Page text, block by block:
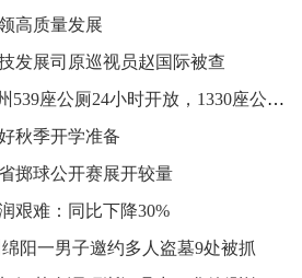
高质量发展
发展司原巡视员赵国际被查
“方便”之事更方便，郑州539座公厕24小时开放，1330座公厕配备厕纸
秋季开学准备
掷球公开赛展开较量
艰难：同比下降30%
阳一男子邀约多人盗墓9处被抓